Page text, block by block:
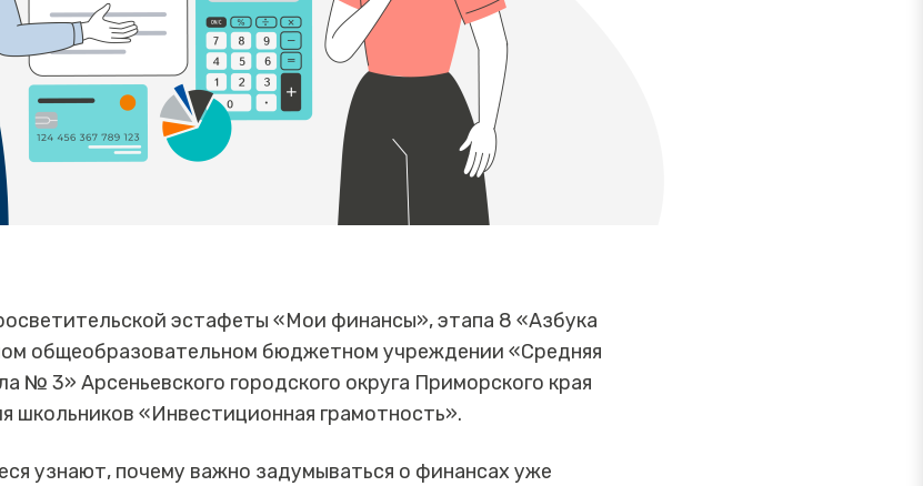
эстафеты «Мои финансы», этапа 8 «Азбука
общеобразовательном бюджетном учреждении «Средняя
№ 3» Арсеньевского городского округа Приморского края
школьников «Инвестиционная грамотность».
узнают, почему важно задумываться о финансах уже